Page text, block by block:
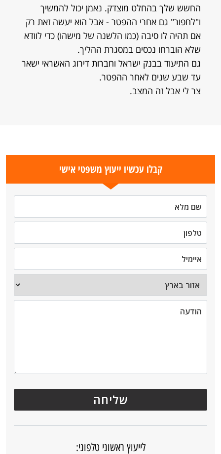
החשש שלך בהחלט מוצדק. נאמן יכול להמשיך
ו"לחפור" גם אחרי ההפטר - אבל הוא יעשה זאת רק
אם תהיה לו סיבה (כמו הלשנה של מישהו) כדי לוודא
שלא הוברחו נכסים במסגרת ההליך.
גם התיעוד בבנק ישראל וחברות דירוג האשראי ישאר
עד שבע שנים לאחר ההפטר.
צר לי אבל זה המצב.
קבלו עכשיו ייעוץ משפטי אישי
לייעוץ ראשוני טלפוני: